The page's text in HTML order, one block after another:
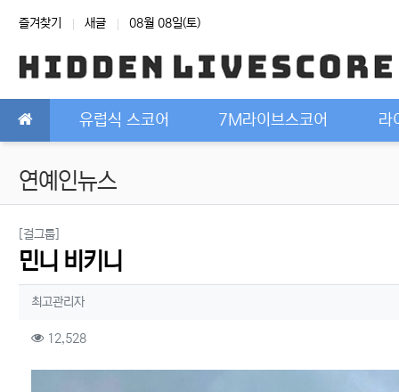
상단 네비
즐겨찾기 새글 08월 08일(토)
메인 메뉴유럽식 스코어 7M라이브스코어 라
연예인뉴스
[걸그룹]
민니 비키니
작성자 정보
최고관리자작성
컨텐츠 정보
12,528조회